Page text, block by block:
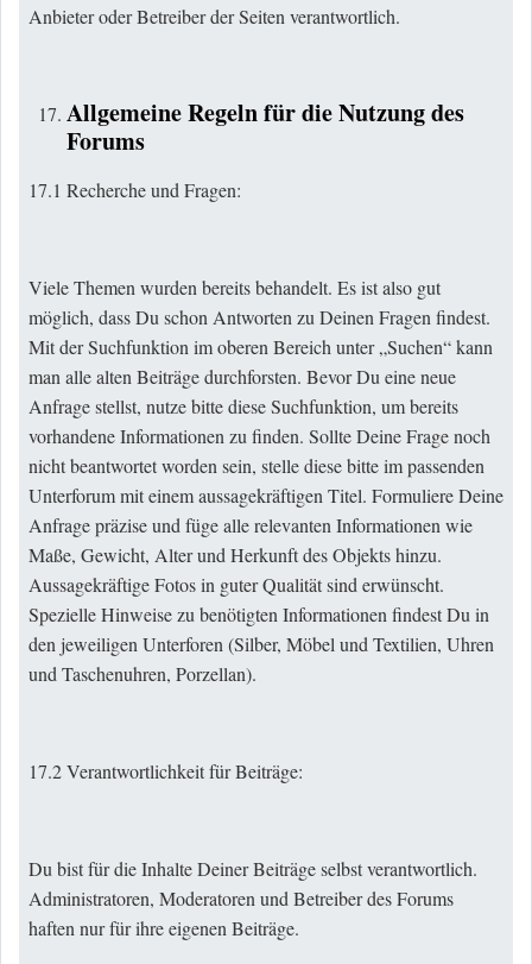
Anbieter oder Betreiber der Seiten verantwortlich.
Allgemeine Regeln für die Nutzung des
Forums
17.1 Recherche und Fragen:
Viele Themen wurden bereits behandelt. Es ist also gut
möglich, dass Du schon Antworten zu Deinen Fragen findest.
Mit der Suchfunktion im oberen Bereich unter „Suchen“ kann
man alle alten Beiträge durchforsten. Bevor Du eine neue
Anfrage stellst, nutze bitte diese Suchfunktion, um bereits
vorhandene Informationen zu finden. Sollte Deine Frage noch
nicht beantwortet worden sein, stelle diese bitte im passenden
Unterforum mit einem aussagekräftigen Titel. Formuliere Deine
Anfrage präzise und füge alle relevanten Informationen wie
Maße, Gewicht, Alter und Herkunft des Objekts hinzu.
Aussagekräftige Fotos in guter Qualität sind erwünscht.
Spezielle Hinweise zu benötigten Informationen findest Du in
den jeweiligen Unterforen (Silber, Möbel und Textilien, Uhren
und Taschenuhren, Porzellan).
17.2 Verantwortlichkeit für Beiträge:
Du bist für die Inhalte Deiner Beiträge selbst verantwortlich.
Administratoren, Moderatoren und Betreiber des Forums
haften nur für ihre eigenen Beiträge.